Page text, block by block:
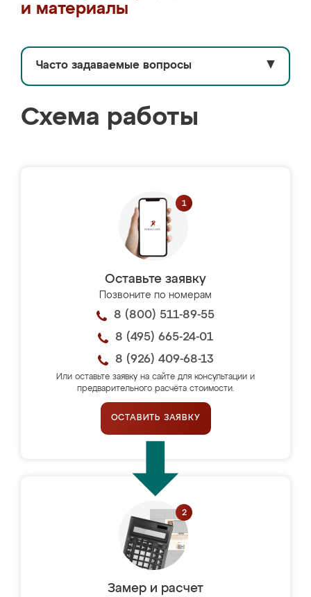
и материалы
Часто задаваемые вопросы ▼
Схема работы
Оставьте заявку
Позвоните по номерам
8 (800) 511-89-55
8 (495) 665-24-01
8 (926) 409-68-13
Или оставьте заявку на сайте для консультации и
предварительного расчёта стоимости.
ОСТАВИТЬ ЗАЯВКУ
Замер и расчет